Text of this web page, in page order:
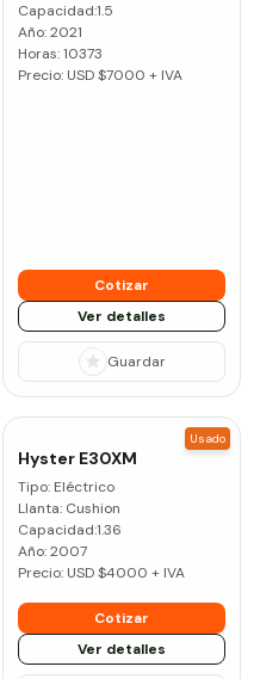
Capacidad:1.5
Año:2021
Horas:10373
Precio: USD $7000 + IVA
Cotizar
Ver detalles
Guardar
Hyster E30XM
Tipo: Eléctrico
Llanta: Cushion
Capacidad:1.36
Año:2007
Precio: USD $4000 + IVA
Cotizar
Ver detalles
Usado